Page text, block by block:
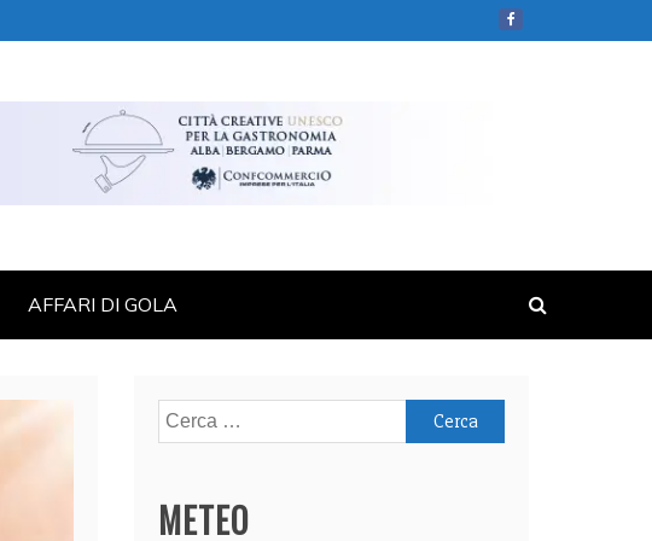
AFFARI DI GOLA
Ricerca
per:
METEO